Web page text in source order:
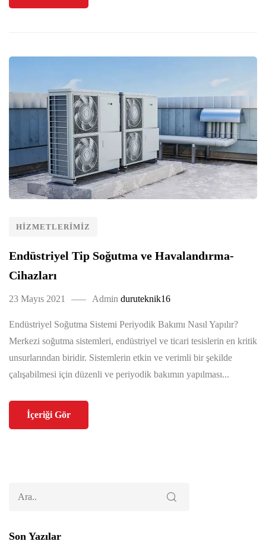
HIZMETLERIMIZ
Endüstriyel Tip Soğutma ve Havalandırma-
Cihazları
23 Mayıs 2021 Admin duruteknik16
Endüstriyel Soğutma Sistemi Periyodik Bakımı Nasıl Yapılır?
Merkezi soğutma sistemleri, endüstriyel ve ticari tesislerin en kritik
unsurlarından biridir. Sistemlerin etkin ve verimli bir şekilde
çalışabilmesi için düzenli ve periyodik bakımın yapılması...
İçeriği Gör
Son Yazılar